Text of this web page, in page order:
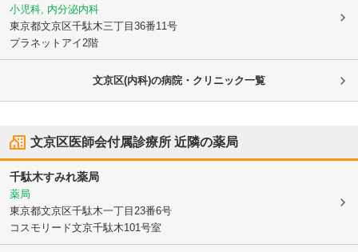
小児科, 内分泌内科
東京都文京区千駄木三丁目36番11号
プラネットアイ2階
文京区(内科)の病院・クリニック一覧
文京区医師会付属診療所 近隣の薬局
千駄木すみれ薬局
薬局
東京都文京区千駄木一丁目23番6号
コスモリード文京千駄木101号室